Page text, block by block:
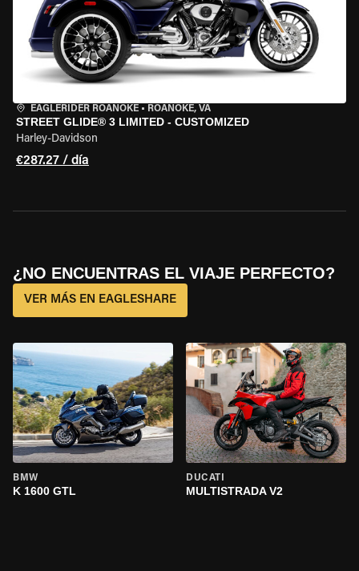
EAGLERIDER ROANOKE • ROANOKE, VA
STREET GLIDE® 3 LIMITED - CUSTOMIZED
Harley-Davidson
€287.27 / día
¿NO ENCUENTRAS EL VIAJE PERFECTO?
VER MÁS EN EAGLESHARE
BMW
K 1600 GTL
DUCATI
MULTISTRADA V2